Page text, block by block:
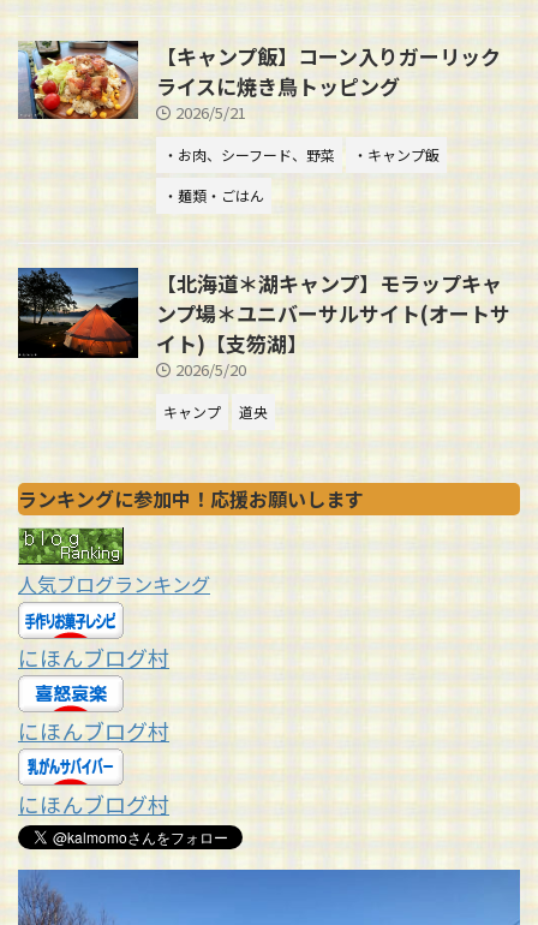
【キャンプ飯】コーン入りガーリック
ライスに焼き鳥トッピング
2026/5/21
・お肉、シーフード、野菜
・キャンプ飯
・麺類・ごはん
【北海道＊湖キャンプ】モラップキャ
ンプ場＊ユニバーサルサイト(オートサ
イト)【支笏湖】
2026/5/20
キャンプ 道央
ランキングに参加中！応援お願いします
人気ブログランキング
にほんブログ村
にほんブログ村
にほんブログ村